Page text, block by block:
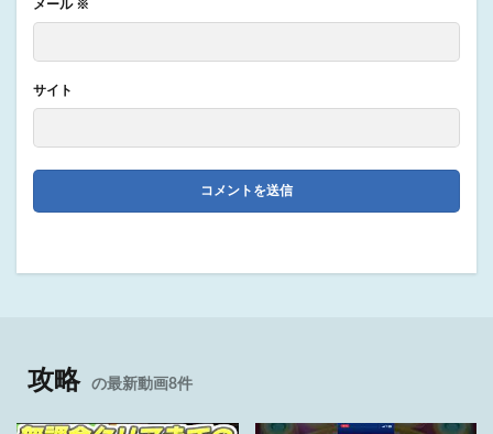
メール ※
サイト
攻略 の最新動画8件